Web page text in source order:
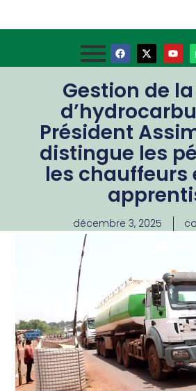
Gestion de
Président
distingue les
les chauffeurs
décembre 3, 2025